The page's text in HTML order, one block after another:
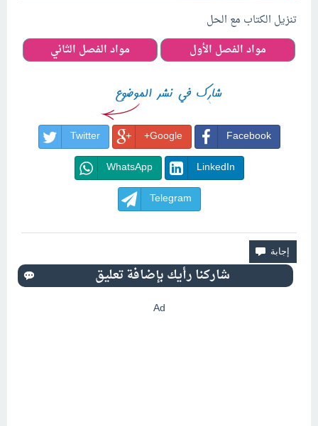
تنزيل الكتاب مع الحل
مواد الفصل الأول
مواد الفصل الثاني
Facebook
Google+
Twitter
LinkedIn
WhatsApp
Telegram
Ad